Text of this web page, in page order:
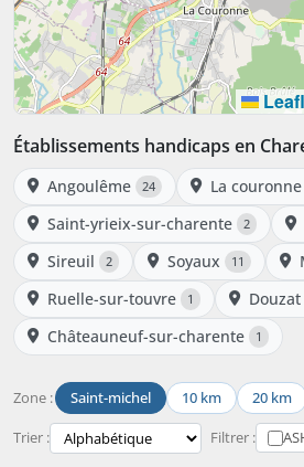
Établissements handicaps en
Angoulême 24 La couronne
Saint-yrieix-sur-charente 2
Sireuil 2 Soyaux 11
Ruelle-sur-touvre 1 Douzat
Châteauneuf-sur-charente 1
Zone : Saint-michel 10 km 20 km
Trier : Filtrer :